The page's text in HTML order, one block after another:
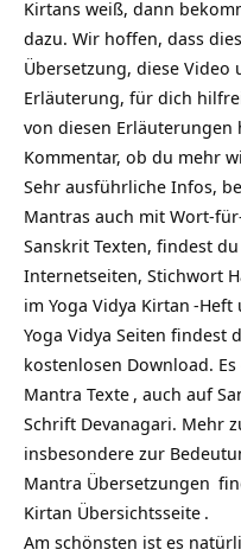
Kirtans weiß, dann
dazu. Wir hoffen, dass
Übersetzung, diese Video
Erläuterung, für dich
von diesen
Kommentar, ob du mehr
Sehr ausführliche Infos,
Mantras auch mit Wort-
Sanskrit Texten, findest
Internetseiten, Stichwort
im Yoga Vidya Kirtan -Heft
Yoga Vidya Seiten findest
kostenlosen Download.
Mantra Texte , auch auf
Schrift Devanagari. Mehr
insbesondere zur
Mantra Übersetzungen
Kirtan Übersichtsseite .
Am schönsten ist es